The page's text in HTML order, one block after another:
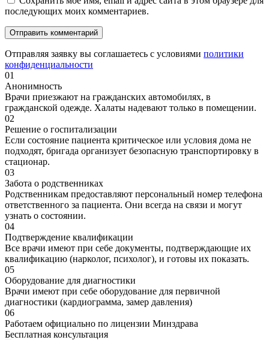
последующих моих комментариев.
Отправляя заявку вы соглашаетесь с условиями политики
конфиденциальности
01
Анонимность
Врачи приезжают на гражданских автомобилях, в
гражданской одежде. Халаты надевают только в помещении.
02
Решение о госпитализации
Если состояние пациента критическое или условия дома не
подходят, бригада организует безопасную транспортировку в
стационар.
03
Забота о родственниках
Родственникам предоставляют персональный номер телефона
ответственного за пациента. Они всегда на связи и могут
узнать о состоянии.
04
Подтверждение квалификации
Все врачи имеют при себе документы, подтверждающие их
квалификацию (нарколог, психолог), и готовы их показать.
05
Оборудование для диагностики
Врачи имеют при себе оборудование для первичной
диагностики (кардиограмма, замер давления)
06
Работаем официально по лицензии Минздрава
Бесплатная консультация